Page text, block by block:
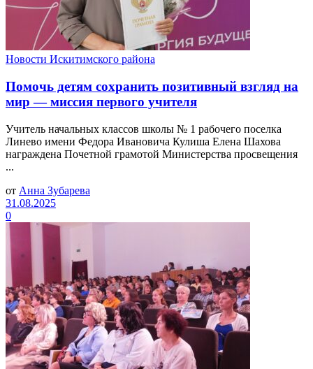
Новости Искитимского района
Помочь детям сохранить позитивный взгляд на
мир — миссия первого учителя
Учитель начальных классов школы № 1 рабочего поселка
Линево имени Федора Ивановича Кулиша Елена Шахова
награждена Почетной грамотой Министерства просвещения
...
от Анна Зубарева
31.08.2025
0